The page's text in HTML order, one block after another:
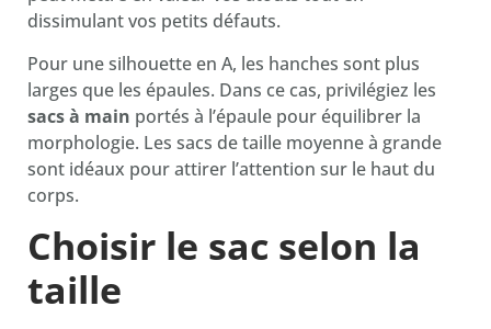
dissimulant vos petits défauts.
Pour une silhouette en A, les hanches sont plus
larges que les épaules. Dans ce cas, privilégiez les
sacs à main portés à l’épaule pour équilibrer la
morphologie. Les sacs de taille moyenne à grande
sont idéaux pour attirer l’attention sur le haut du
corps.
Choisir le sac selon la
taille